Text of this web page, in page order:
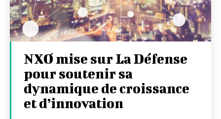
NXO mise sur La Défense
pour soutenir sa
dynamique de croissance
et d’innovation